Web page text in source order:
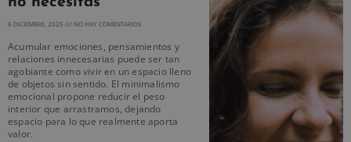
6 DICIEMBRE, 2025 NO HAY COMENTARIOS
Acumular emociones, pensamientos y
relaciones innecesarias puede ser tan
agobiante como vivir en un espacio lleno
de objetos sin sentido. El minimalismo
emocional propone reducir el peso
interior que arrastramos, dejando
espacio para lo que realmente aporta
valor.